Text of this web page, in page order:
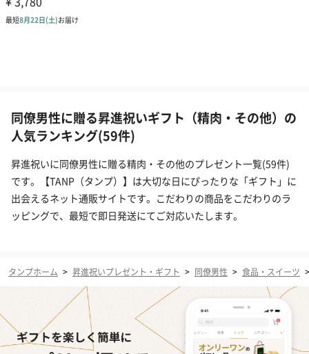
同僚男性に贈る昇進祝いギフト（精肉・その他）の
人気ランキング(59件)
昇進祝いに同僚男性に贈る精肉・その他のプレゼント一覧(59件)
です。【TANP（タンプ）】は大切な日にぴったりな「ギフト」に
出会えるネット通販サイトです。こだわりの商品をこだわりのラ
ッピングで、最短で即日発送にてご対応いたします。
タンプホーム > 昇進祝いプレゼント・ギフト > 同僚男性 > 食品・スイーツ